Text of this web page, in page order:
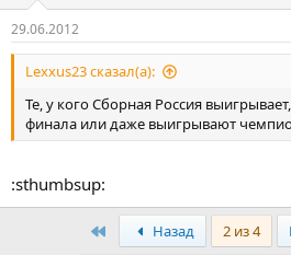
:
29.06.2012
Lexxus23 сказал(а):
Те, у кого Сборная Россия
финала или даже выигрывают
:sthumbsup:
ПервыйНазад 2 из 4